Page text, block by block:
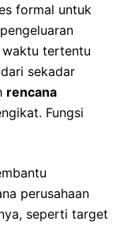
formal untuk
waktu tertentu
sekadar
rencana
Fungsi
perusahaan
seperti target